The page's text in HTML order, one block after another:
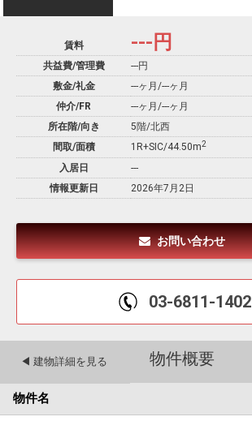
賃料 --- 円
共益費/管理費
---円
敷金/礼金
---ヶ月 /---ヶ月
仲介/FR
---ヶ月 /---ヶ月
所在階/向き
5階/北西
間取/面積
1R+SIC/44.50m2
入居日
---
情報更新日
2026年7月2日
お問い合わせ
03-6811-1402
物件概要
◀︎ 建物詳細を見る
物件名